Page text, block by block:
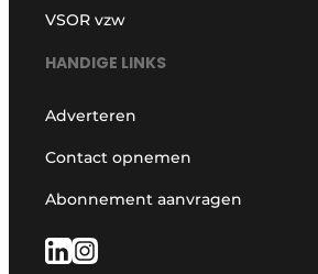
VSOR vzw
HANDIGE LINKS
Adverteren
Contact opnemen
Abonnement aanvragen